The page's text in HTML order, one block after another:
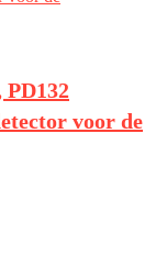
voor de